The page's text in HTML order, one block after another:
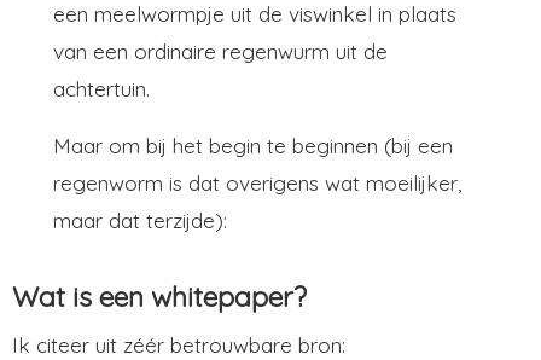
een meelwormpje uit de viswinkel in plaats
van een ordinaire regenwurm uit de
achtertuin.
Maar om bij het begin te beginnen (bij een
regenworm is dat overigens wat moeilijker,
maar dat terzijde):
Wat is een whitepaper?
Ik citeer uit zéér betrouwbare bron: